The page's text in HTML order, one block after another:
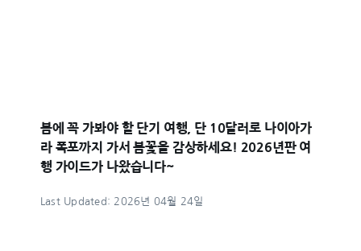
봄에 꼭 가봐야 할 단기 여행, 단 10달러로 나이아가
라 폭포까지 가서 봄꽃을 감상하세요! 2026년판 여
행 가이드가 나왔습니다~
Last Updated: 2026년 04월 24일